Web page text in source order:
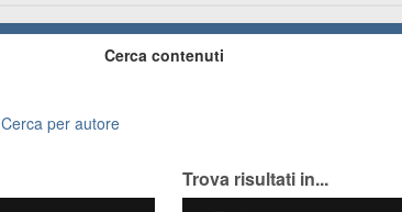
Cerca contenuti
Cerca per autore
Trova risultati in...